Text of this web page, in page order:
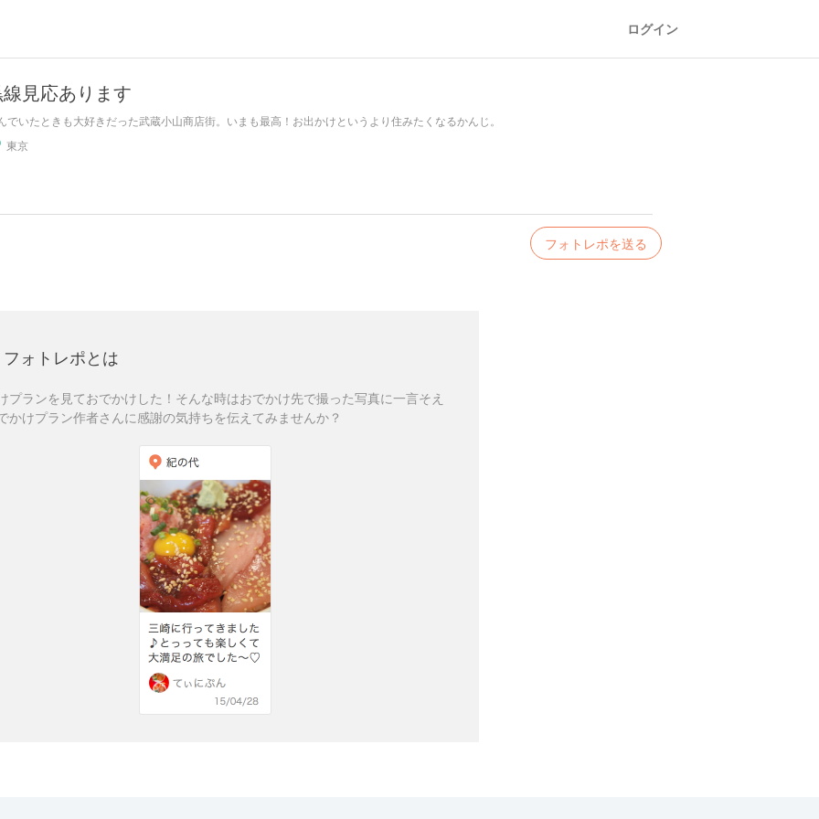
ログイン
見応あります
でいたときも大好きだった武蔵小山商店街。いまも最高！お出かけというより住みたくなるかんじ。
東京
フォトレポを送る
フォトレポとは
プランを見ておでかけした！そんな時はおでかけ先で撮った写真に一言そえ
かけプラン作者さんに感謝の気持ちを伝えてみませんか？